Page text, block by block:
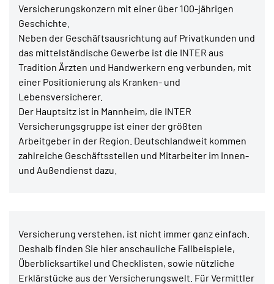
Versicherungskonzern mit einer über 100-jährigen
Geschichte.
Neben der Geschäftsausrichtung auf Privatkunden und
das mittelständische Gewerbe ist die INTER aus
Tradition Ärzten und Handwerkern eng verbunden, mit
einer Positionierung als Kranken- und
Lebensversicherer.
Der Hauptsitz ist in Mannheim, die INTER
Versicherungsgruppe ist einer der größten
Arbeitgeber in der Region. Deutschlandweit kommen
zahlreiche Geschäftsstellen und Mitarbeiter im Innen-
und Außendienst dazu.
Versicherung verstehen, ist nicht immer ganz einfach.
Deshalb finden Sie hier anschauliche Fallbeispiele,
Überblicksartikel und Checklisten, sowie nützliche
Erklärstücke aus der Versicherungswelt. Für Vermittler